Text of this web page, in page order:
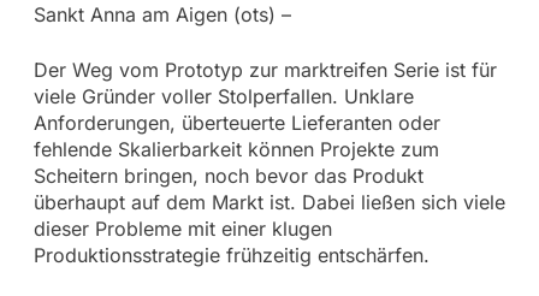
Sankt Anna am Aigen (ots) –
Der Weg vom Prototyp zur marktreifen Serie ist für
viele Gründer voller Stolperfallen. Unklare
Anforderungen, überteuerte Lieferanten oder
fehlende Skalierbarkeit können Projekte zum
Scheitern bringen, noch bevor das Produkt
überhaupt auf dem Markt ist. Dabei ließen sich viele
dieser Probleme mit einer klugen
Produktionsstrategie frühzeitig entschärfen.